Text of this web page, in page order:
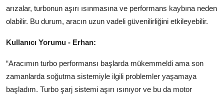
arızalar, turbonun aşırı ısınmasına ve performans kaybına neden
olabilir. Bu durum, aracın uzun vadeli güvenilirliğini etkileyebilir.
Kullanıcı Yorumu - Erhan:
“Aracımın turbo performansı başlarda mükemmeldi ama son
zamanlarda soğutma sistemiyle ilgili problemler yaşamaya
başladım. Turbo şarj sistemi aşırı ısınıyor ve bu da motor